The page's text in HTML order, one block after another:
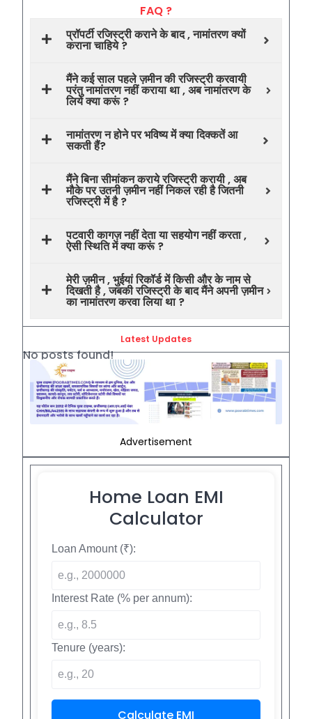
FAQ ?
प्रॉपर्टी रजिस्ट्री कराने के बाद , नामांतरण क्यों
कराना चाहिये ?
मैंने कई साल पहले ज़मीन की रजिस्ट्री करवायी
परंतु नामांतरण नहीं कराया था , अब नामांतरण के
लिये क्या करूं ?
नामांतरण न होने पर भविष्य में क्या दिक्कतें आ
सकती हैं?
मैंने बिना सीमांकन कराये रजिस्ट्री करायी , अब
मौके पर उतनी ज़मीन नहीं निकल रही है जितनी
रजिस्ट्री में है ?
पटवारी कागज़ नहीं देता या सहयोग नहीं करता ,
ऐसी स्थिति में क्या करूं ?
मेरी ज़मीन , भुईयां रिकॉर्ड में किसी और के नाम से
दिखती है , जबकी रजिस्ट्री के बाद मैंने अपनी ज़मीन
का नामांतरण करवा लिया था ?
Latest Updates
No posts found!
Advertisement
Home Loan EMI
Calculator
Loan Amount (₹):
Interest Rate (% per annum):
Tenure (years):
Calculate EMI